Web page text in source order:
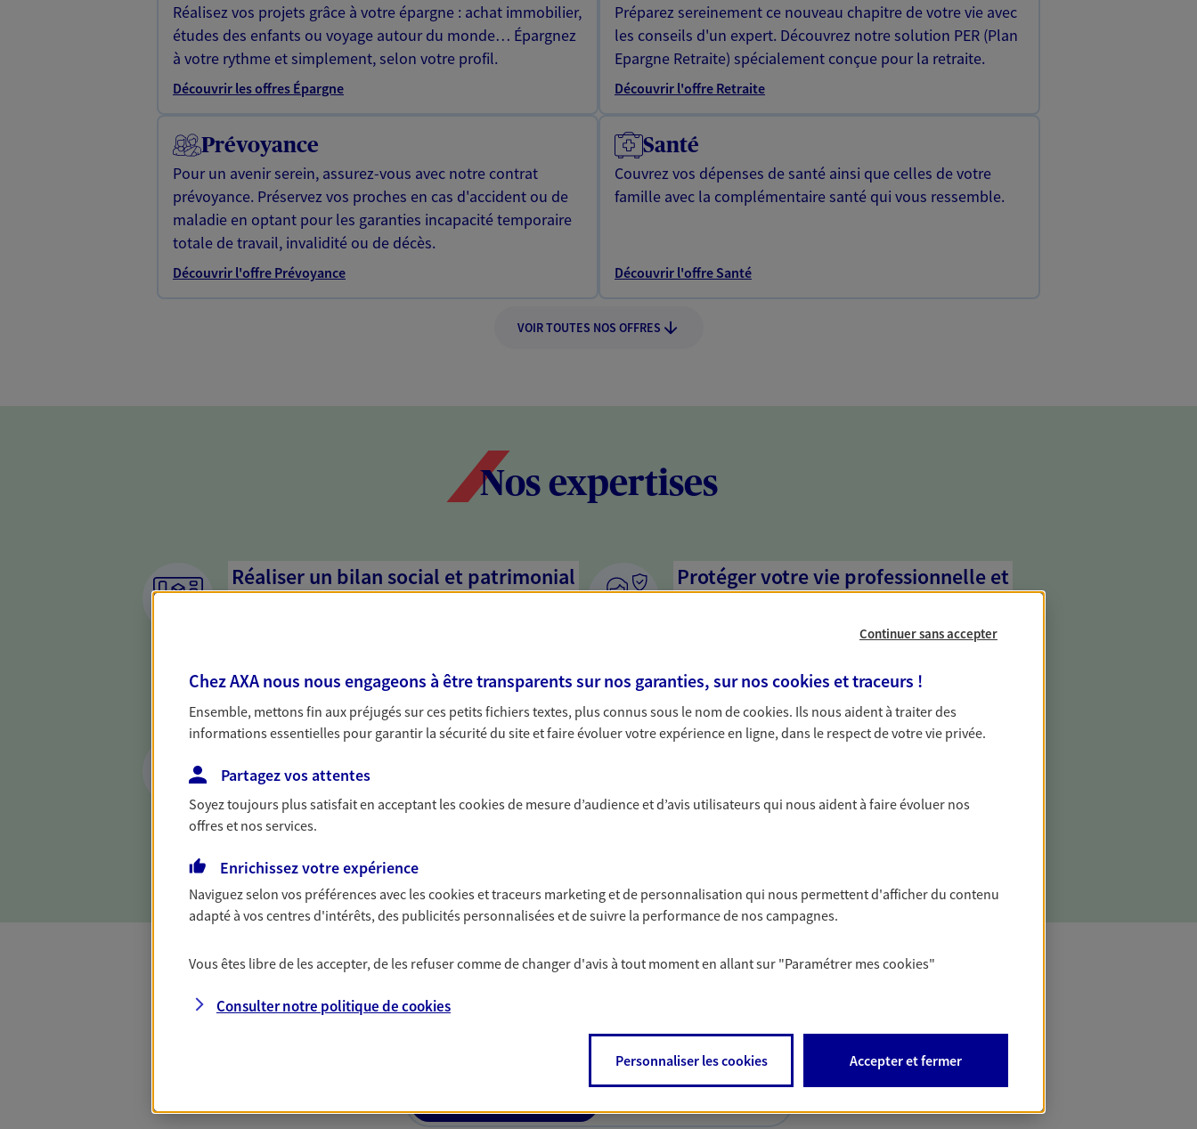
Réalisez vos projets grâce à votre épargne : achat immobilier,
études des enfants ou voyage autour du monde… Épargnez
à votre rythme et simplement, selon votre profil.
Découvrir les offres Épargne
Préparez sereinement ce nouveau chapitre de votre vie avec
les conseils d'un expert. Découvrez notre solution PER (Plan
Epargne Retraite) spécialement conçue pour la retraite.
Découvrir l'offre Retraite
Prévoyance
Pour un avenir serein, assurez-vous avec notre contrat
prévoyance. Préservez vos proches en cas d'accident ou de
maladie en optant pour les garanties incapacité temporaire
totale de travail, invalidité ou de décès.
Découvrir l'offre Prévoyance
Santé
Couvrez vos dépenses de santé ainsi que celles de votre
famille avec la complémentaire santé qui vous ressemble.
Découvrir l'offre Santé
VOIR TOUTES NOS OFFRES
Nos expertises
Réaliser un bilan social et patrimonial
dresser un bilan complet de votre situation. Une analyse
solide pour vous formuler des conseils cohérents avec vos
besoins.
Protéger votre vie professionnelle et
Nous sommes à votre écoute pour vous proposer des
activité, mais aussi les risques liés à votre vie privée. Un seul
interlocuteur pour tous vos besoins, ça change tout.
Vous protéger et protéger vos proches
face aux aléas de la vie
Avec nos solutions de prévoyance, sécurisez vos ressources
et protégez vos proches en cas d'accident, d'invalidité,
Optimiser la gestion de votre
Gérez et optimisez votre patrimoine avec nos solutions pour
Toutes nos solutions AXA Épargne et Protection
Continuer sans accepter
Chez AXA nous nous engageons à être transparents sur nos garanties, sur nos cookies et traceurs !
Ensemble, mettons fin aux préjugés sur ces petits fichiers textes, plus connus sous le nom decookies. Ils nous aident à traiter des
informations essentielles pour garantir la sécurité du site et faire évoluer votre expérience en ligne, dans le respect de votre vie privée.
Partagez vos attentes
Soyez toujours plus satisfait en acceptant lescookiesde mesure d’audience et d’avis utilisateurs qui nous aident à faire évoluer nos
offres et nos services.
Enrichissez votre expérience
Naviguez selon vos préférences avec lescookies et traceurs marketing et de personnalisation qui nous permettent d'afficher du contenu
adapté à vos centres d'intérêts, des publicités personnalisées et de suivre la performance de nos campagnes.
Vous êtes libre de les accepter, de les refuser comme de changer d'avis à tout moment en allant sur "Paramétrer mescookies"
Consulter notre politique decookies
Personnaliser les cookies Accepter et fermer